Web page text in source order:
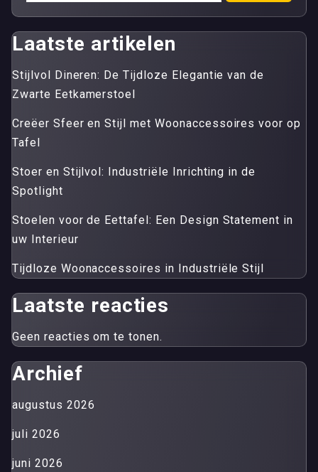
Laatste artikelen
Stijlvol Dineren: De Tijdloze Elegantie van de
Zwarte Eetkamerstoel
Creëer Sfeer en Stijl met Woonaccessoires voor op
Tafel
Stoer en Stijlvol: Industriële Inrichting in de
Spotlight
Stoelen voor de Eettafel: Een Design Statement in
uw Interieur
Tijdloze Woonaccessoires in Industriële Stijl
Laatste reacties
Geen reacties om te tonen.
Archief
augustus 2026
juli 2026
juni 2026